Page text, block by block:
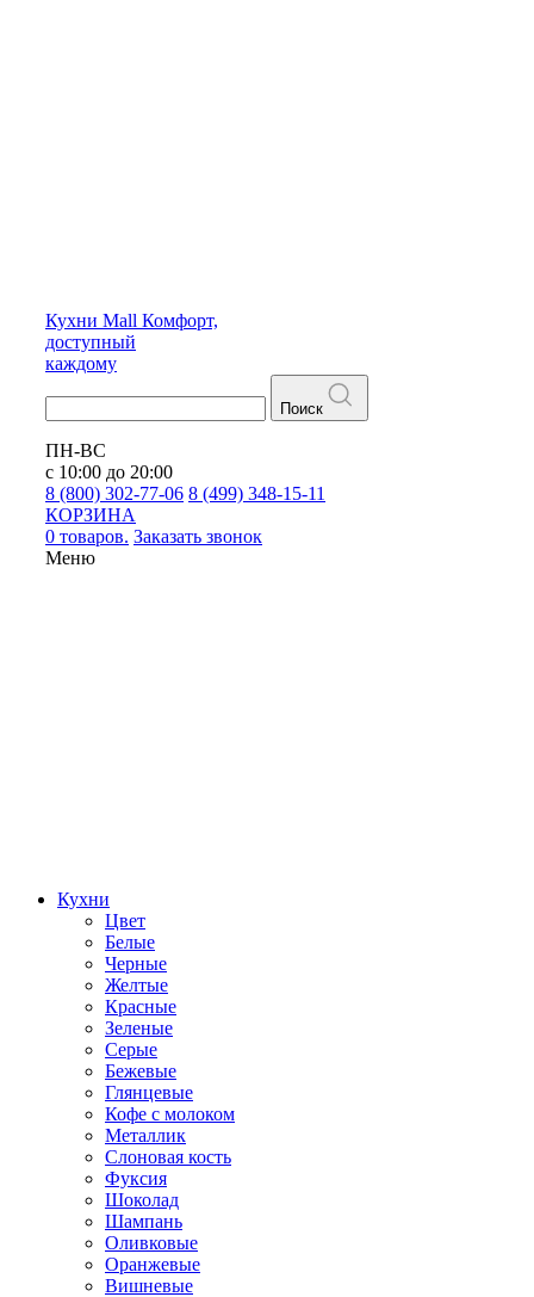
Кухни Mall Комфорт,
доступный
каждому
Поиск
ПН-ВС
с 10:00 до 20:00
8 (800) 302-77-06 8 (499) 348-15-11
КОРЗИНА
0 товаров. Заказать звонок
Меню
Кухни
Цвет
Белые
Черные
Желтые
Красные
Зеленые
Серые
Бежевые
Глянцевые
Кофе с молоком
Металлик
Слоновая кость
Фуксия
Шоколад
Шампань
Оливковые
Оранжевые
Вишневые